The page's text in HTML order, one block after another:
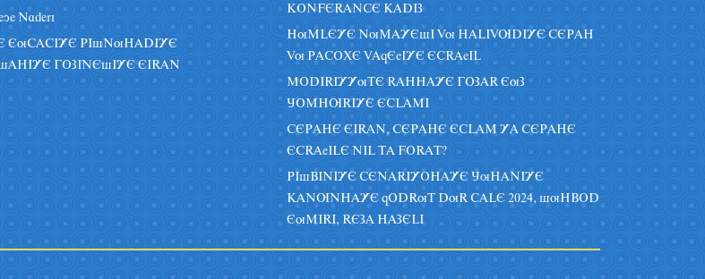
Naderi
EuCACIYE PIsNuHADIYE
GOZINEsIYE EIRAN
KONFERANCE KADIZ
HuMLEYE NuMAYEsI Vu HALIVUDIYE CEPAH
Vu PACOXE VAqEeIYE ECRAeIL
MODIRIYYuTE RAHHAYE GOZAR EuZ
JOMHURIYE ECLAMI
CEPAHE EIRAN, CEPAHE ECLAM YA CEPAHE
ECRAeILE NIL TA FORAT?
PIsBINIYE CENARIYOHAYE JuHANIYE
KANUNHAYE qODRuT DuR CALE 2024, suHBOD
EuMIRI, REZA HAZELI